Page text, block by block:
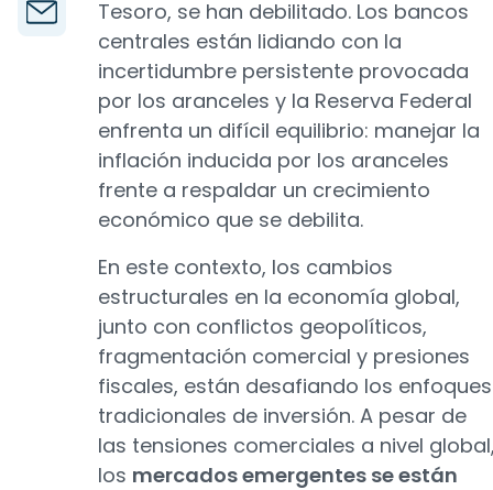
Tesoro, se han debilitado. Los bancos
centrales están lidiando con la
incertidumbre persistente provocada
por los aranceles y la Reserva Federal
enfrenta un difícil equilibrio: manejar la
inflación inducida por los aranceles
frente a respaldar un crecimiento
económico que se debilita.
En este contexto, los cambios
estructurales en la economía global,
junto con conflictos geopolíticos,
fragmentación comercial y presiones
fiscales, están desafiando los enfoques
tradicionales de inversión. A pesar de
las tensiones comerciales a nivel
los mercados emergentes se están